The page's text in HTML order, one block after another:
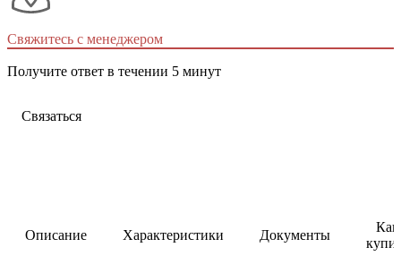
Свяжитесь с менеджером
Получите ответ в течении 5 минут
Связаться
Описание Характеристики Документы
Как